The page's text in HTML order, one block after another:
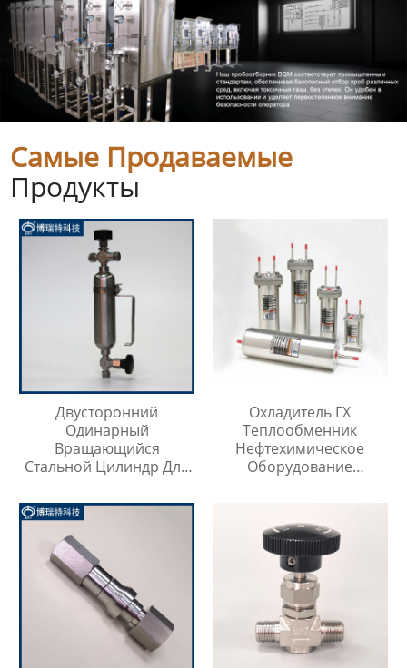
Самые Продаваемые
Продукты
Двусторонний
Одинарный
Вращающийся
Стальной Цилиндр Для
Охладитель ГХ
Теплообменник
Нефтехимическое
Оборудование